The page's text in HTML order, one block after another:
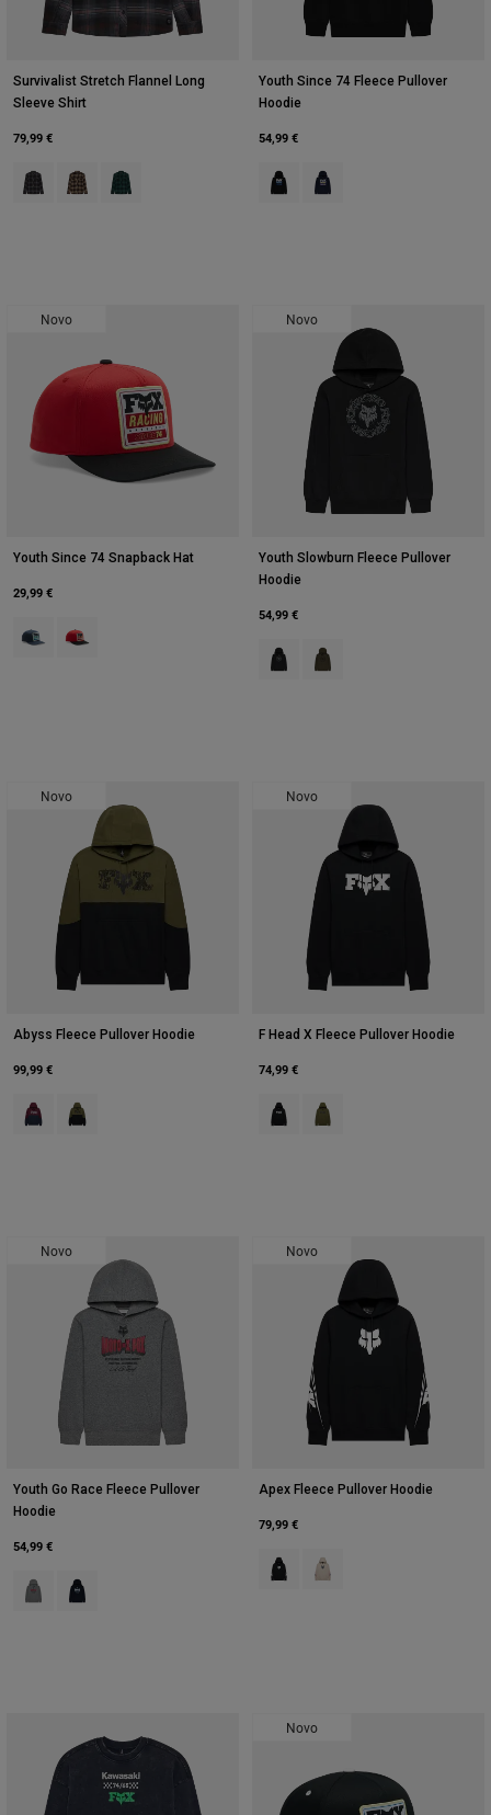
Survivalist Stretch Flannel Long
Sleeve Shirt
79,99 €
Product swatch type of Preto.
Product swatch type of Açúcar mascavado.
Product swatch type of Deep Fern.
Youth Since 74 Fleece Pullover
Hoodie
54,99 €
Product swatch type of Preto.
Product swatch type of
Novo
Youth Since 74 Snapback Hat
29,99 €
Product swatch type of Azul meia-noite.
Product swatch type of Vermelho.
Novo
Youth Slowburn Fleece Pullover
Hoodie
54,99 €
Product swatch type of Preto.
Product swatch type of
Novo
Abyss Fleece Pullover Hoodie
99,99 €
Product swatch type of Maroon Negro.
Product swatch type of Verde azeitona.
Novo
F Head X Fleece Pullover Hoodie
74,99 €
Product swatch type of Preto.
Product swatch type of
Novo
Youth Go Race Fleece Pullover
Hoodie
54,99 €
Product swatch type of Heather Graphite Grey.
Product swatch type of Azul meia-noite.
Novo
Apex Fleece Pullover Hoodie
79,99 €
Product swatch type of Preto.
Product swatch type of
Novo